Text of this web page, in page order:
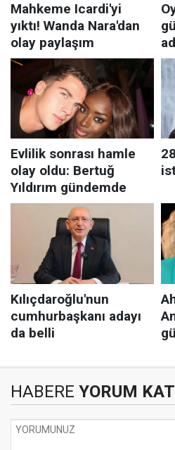
HABERE YORUM KAT